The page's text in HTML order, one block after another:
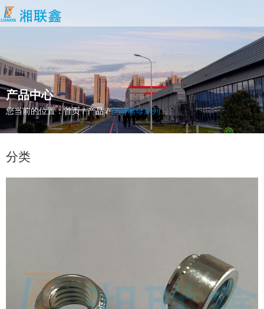
产品中心
您当前的位置：首页/产品 /压铆螺母系列
分类